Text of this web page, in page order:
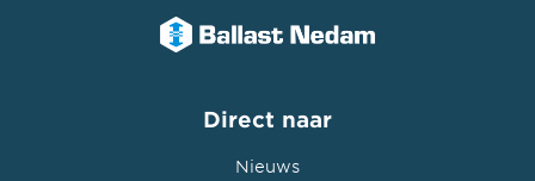
Direct naar
Nieuws